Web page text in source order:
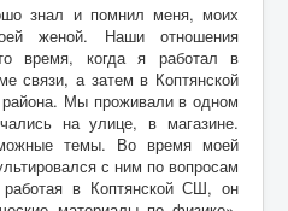
знал и помнил меня, моих
женой. Наши отношения
время, когда я работал в
связи, а затем в Коптянской
Мы проживали в одном
на улице, в магазине.
темы. Во время моей
с ним по вопросам
в Коптянской СШ, он